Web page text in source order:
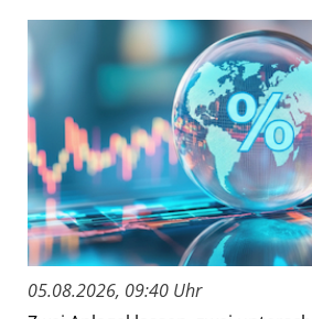
05.08.2026, 09:40 Uhr